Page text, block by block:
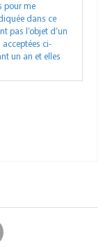
pour me
dans ce
pas l’objet d’un
ci-
un an et elles